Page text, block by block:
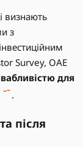
визнають
з
Survey, ОАЕ
для
.
після